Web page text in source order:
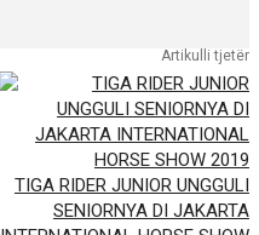
Artikulli tjetër
TIGA RIDER JUNIOR UNGGULI
SENIORNYA DI JAKARTA